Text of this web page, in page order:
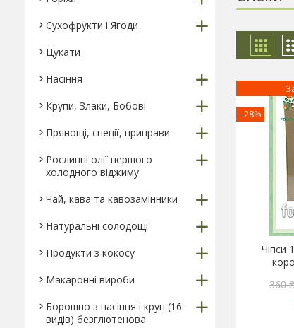
–28%
Чіпси
360
Сухофрукти і Ягоди
Цукати
Насіння
Крупи, Злаки, Бобові
Прянощі, спеції, приправи
Рослинні олії першого
холодного віджиму
Чай, кава та кавозамінники
Натуральні солодощі
Продукти з кокосу
Макаронні вироби
Борошно з насіння і круп (16
видів) безглютенова